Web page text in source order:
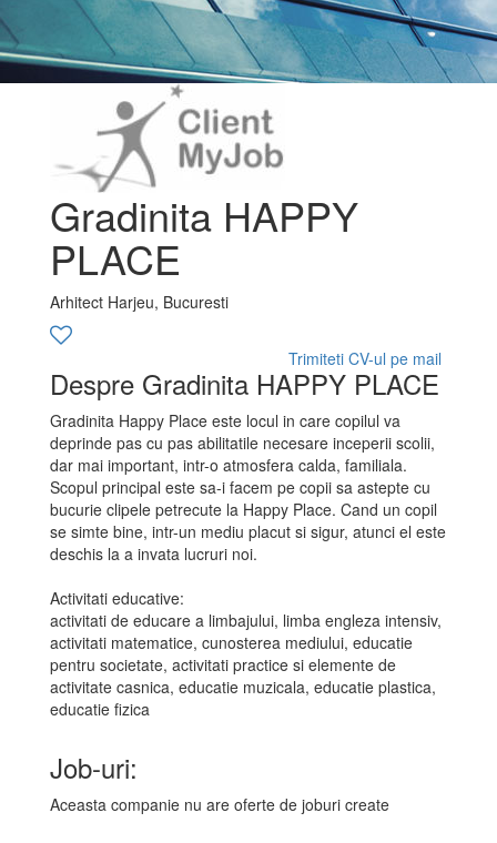
Gradinita HAPPY
PLACE
Arhitect Harjeu, Bucuresti
Trimiteti CV-ul pe mail
Despre Gradinita HAPPY PLACE
Gradinita Happy Place este locul in care copilul va
deprinde pas cu pas abilitatile necesare inceperii scolii,
dar mai important, intr-o atmosfera calda, familiala.
Scopul principal este sa-i facem pe copii sa astepte cu
bucurie clipele petrecute la Happy Place. Cand un copil
se simte bine, intr-un mediu placut si sigur, atunci el este
deschis la a invata lucruri noi.
Activitati educative:
activitati de educare a limbajului, limba engleza intensiv,
activitati matematice, cunosterea mediului, educatie
pentru societate, activitati practice si elemente de
activitate casnica, educatie muzicala, educatie plastica,
educatie fizica
Job-uri:
Aceasta companie nu are oferte de joburi create